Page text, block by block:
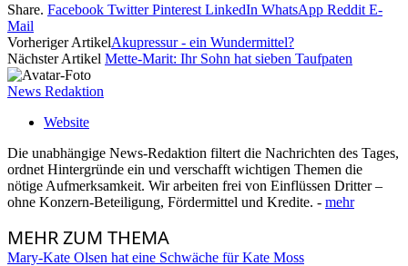
Share. Facebook Twitter Pinterest LinkedIn WhatsApp Reddit E-
Mail
Vorheriger ArtikelAkupressur - ein Wundermittel?
Nächster Artikel Mette-Marit: Ihr Sohn hat sieben Taufpaten
News Redaktion
Website
Die unabhängige News-Redaktion filtert die Nachrichten des Tages,
ordnet Hintergründe ein und verschafft wichtigen Themen die
nötige Aufmerksamkeit. Wir arbeiten frei von Einflüssen Dritter –
ohne Konzern-Beteiligung, Fördermittel und Kredite. - mehr
MEHRZUM THEMA
Mary-Kate Olsen hat eine Schwäche für Kate Moss